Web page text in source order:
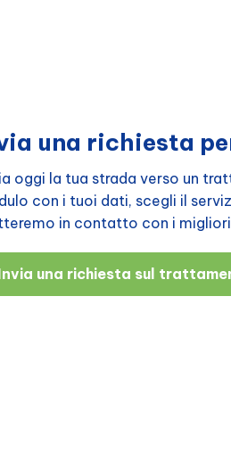
una richiesta
oggi la tua strada verso un
con i tuoi dati, scegli il
in contatto con i
una richiesta sul